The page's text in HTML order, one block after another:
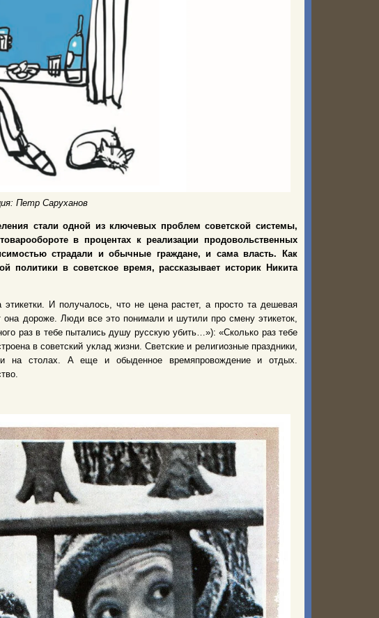
Петр Саруханов
стали одной из ключевых проблем советской системы,
в процентах к реализации продовольственных
страдали и обычные граждане, и сама власть. Как
политики в советское время, рассказывает историк Никита
И получалось, что не цена растет, а просто та дешевая
она дороже. Люди все это понимали и шутили про смену этикеток,
раз в тебе пытались душу русскую убить…»): «Сколько раз тебе
в советский уклад жизни. Светские и религиозные праздники,
на столах. А еще и обыденное времяпровождение и отдых.